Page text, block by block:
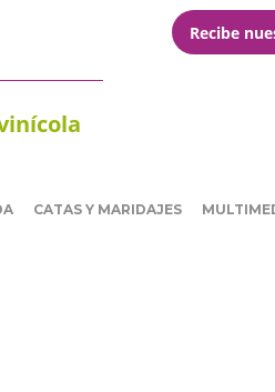
Recibe
CATAS Y MARIDAJES